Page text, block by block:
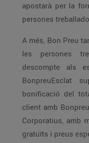
apostarà per la
persones
A més, Bon Preu
les persones
descompte als
BonpreuEsclat
bonificació del
client amb
Corporatius, amb
gratuïts i preus